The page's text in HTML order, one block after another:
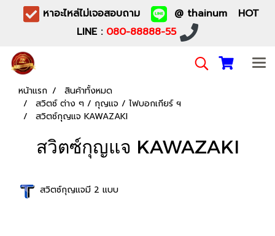
หาอะไหล่ไม่เจอสอบถาม
@ thainum HOT
LINE : 080-88888-55
หน้าแรก
สินค้าทั้งหมด
สวิตซ์ ต่าง ๆ / กุญแจ / ไฟบอกเกียร์ ฯ
สวิตซ์กุญแจ KAWAZAKI
สวิตซ์กุญแจ KAWAZAKI
สวิตซ์กุญแจมี 2 แบบ